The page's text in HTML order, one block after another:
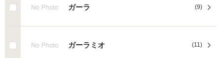
ガーラ (9)
ガーラミオ (11)